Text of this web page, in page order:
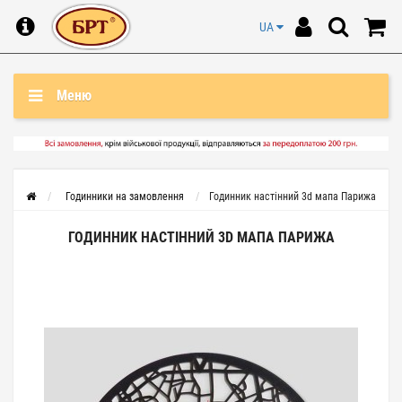
UA
Меню
Годинники на замовлення Годинник настінний 3d мапа Парижа
ГОДИННИК НАСТІННИЙ 3D МАПА ПАРИЖА